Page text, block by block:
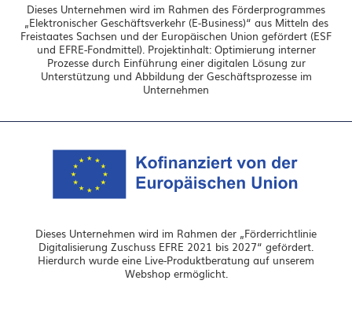
Dieses Unternehmen wird im Rahmen des Förderprogrammes
„Elektronischer Geschäftsverkehr (E-Business)“ aus Mitteln des
Freistaates Sachsen und der Europäischen Union gefördert (ESF
und EFRE-Fondmittel). Projektinhalt: Optimierung interner
Prozesse durch Einführung einer digitalen Lösung zur
Unterstützung und Abbildung der Geschäftsprozesse im
Unternehmen
Dieses Unternehmen wird im Rahmen der „Förderrichtlinie
Digitalisierung Zuschuss EFRE 2021 bis 2027“ gefördert.
Hierdurch wurde eine Live-Produktberatung auf unserem
Webshop ermöglicht.